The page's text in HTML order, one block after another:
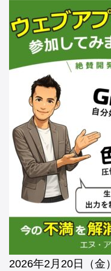
2026年2月20日（金）